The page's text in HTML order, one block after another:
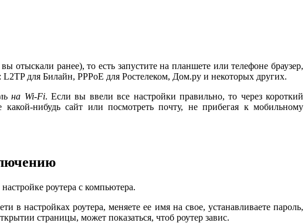
отыскали ранее), то есть запустите на планшете или телефоне браузер,
для Билайн, PPPoE для Ростелеком, Дом.ру и некоторых других.
на Wi-Fi. Если вы ввели все настройки правильно, то через короткий
нибудь сайт или посмотреть почту, не прибегая к мобильному
роутера с компьютера.
настройках роутера, меняете ее имя на свое, устанавливаете пароль,
страницы, может показаться, чтоб роутер завис.